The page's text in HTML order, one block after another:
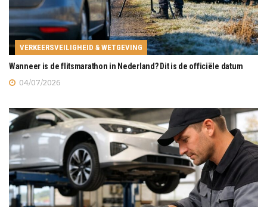
VERKEERSVEILIGHEID & WETGEVING
Wanneer is de flitsmarathon in Nederland? Dit is de officiële datum
04/07/2026